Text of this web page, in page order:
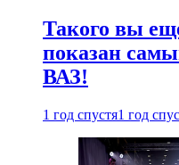
Такого вы
показан
ВАЗ!
1 год спустя1 год